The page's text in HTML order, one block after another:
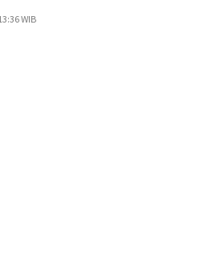
WIB